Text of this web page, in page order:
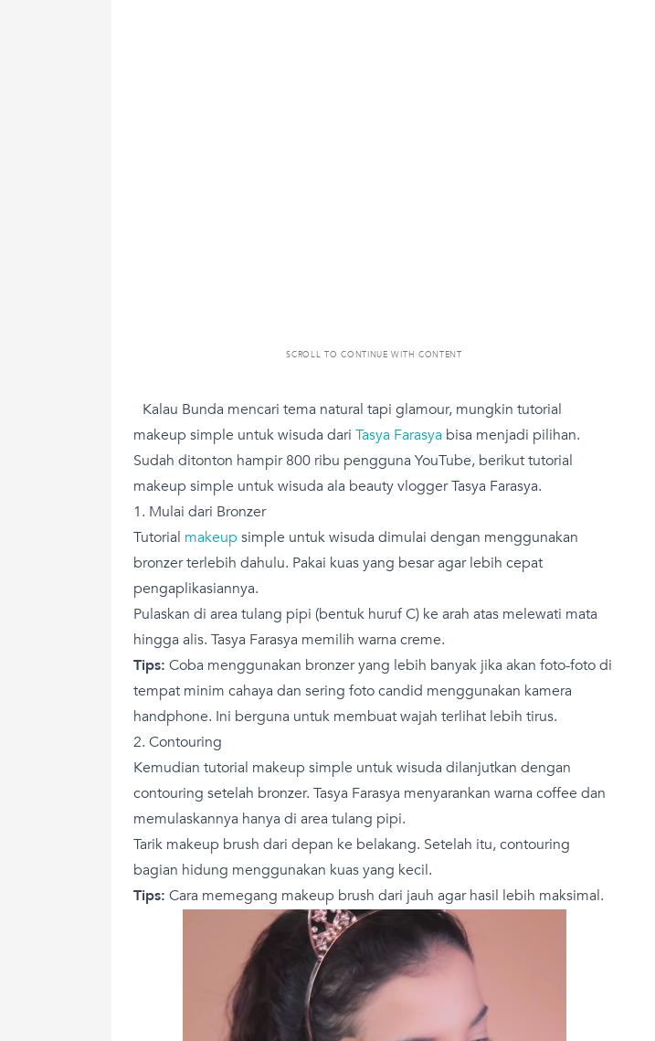
SCROLL TO CONTINUE WITH CONTENT
Kalau Bunda mencari tema natural tapi glamour, mungkin tutorial
makeup simple untuk wisuda dari Tasya Farasya bisa menjadi pilihan.
Sudah ditonton hampir 800 ribu pengguna YouTube, berikut tutorial
makeup simple untuk wisuda ala beauty vlogger Tasya Farasya.
1. Mulai dari Bronzer
Tutorial makeup simple untuk wisuda dimulai dengan menggunakan
bronzer terlebih dahulu. Pakai kuas yang besar agar lebih cepat
pengaplikasiannya.
Pulaskan di area tulang pipi (bentuk huruf C) ke arah atas melewati mata
hingga alis. Tasya Farasya memilih warna creme.
Tips: Coba menggunakan bronzer yang lebih banyak jika akan foto-foto di
tempat minim cahaya dan sering foto candid menggunakan kamera
handphone. Ini berguna untuk membuat wajah terlihat lebih tirus.
2. Contouring
Kemudian tutorial makeup simple untuk wisuda dilanjutkan dengan
contouring setelah bronzer. Tasya Farasya menyarankan warna coffee dan
memulaskannya hanya di area tulang pipi.
Tarik makeup brush dari depan ke belakang. Setelah itu, contouring
bagian hidung menggunakan kuas yang kecil.
Tips: Cara memegang makeup brush dari jauh agar hasil lebih maksimal.